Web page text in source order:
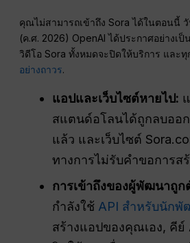
คุณไม่สามารถเข้าถึง Sora ได้ในตอนนี้
(ค.ศ. 2026) OpenAI ได้ประกาศอย่างเ
วิดีโอ Sora ทั้งหมดจะปิดให้บริการ และทุ
อย่างถาวร.
แอปและเว็บไซต์หายไป:
สแตนด์อโลนได้ถูกลบออ
แล้ว และเว็บไซต์
ทางการไม่รับคำขอการส
การเข้าถึงของผู้พัฒนาถู
กำลังใช้ API สำหรับนักพั
สร้างแอปของคุณเอง, คี